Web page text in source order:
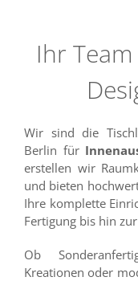
Ihr
Wir sind die
Berlin für
erstellen wir
und bieten
Ihre komplette
Fertigung bis hin
Ob
Kreationen oder